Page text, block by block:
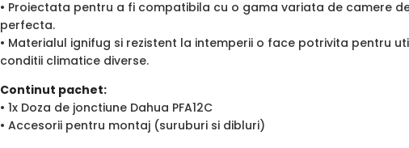
• Proiectata pentru a fi compatibila cu o gama variata de camere
perfecta.
• Materialul ignifug si rezistent la intemperii o face potrivita pentru
conditii climatice diverse.
Continut pachet:
• 1x Doza de jonctiune Dahua PFA12C
• Accesorii pentru montaj (suruburi si dibluri)